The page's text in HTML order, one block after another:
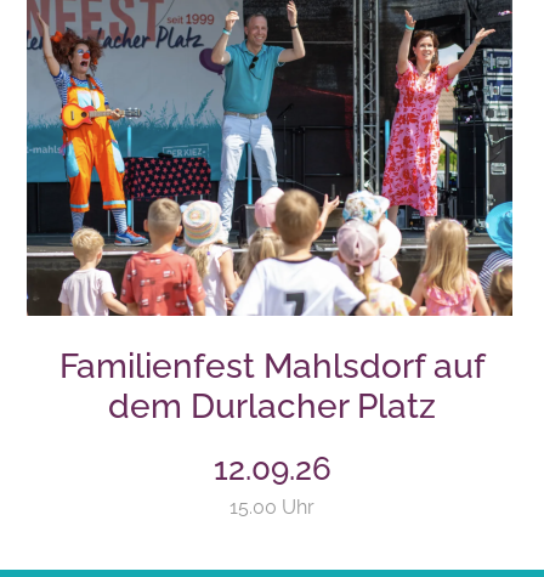
Familienfest Mahlsdorf auf
dem Durlacher Platz
12.09.26
15.00 Uhr